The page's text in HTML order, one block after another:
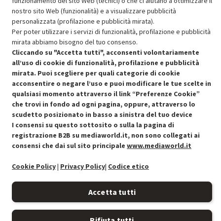
SCONTO RICONDIZIONATI
Approfitta dello sconto del 15% sul prodotto ricondizionato.
Condizioni generali di vendita
Cookie Policy
Preferenze cookie
Accessibilità
Recedere dal contratto qui
nostro sito Web (funzionalità) e a visualizzare pubblicità
personalizzata (profilazione e pubblicità mirata).
Per poter utilizzare i servizi di funzionalità, profilazione e pubblicità
mirata abbiamo bisogno del tuo consenso.
Cliccando su "Accetta tutti", acconsenti volontariamente
all’uso di cookie di funzionalità, profilazione e pubblicità
mirata. Puoi scegliere per quali categorie di cookie
acconsentire o negare l’uso e puoi modificare le tue scelte in
qualsiasi momento attraverso il link “Preferenze Cookie”
che trovi in fondo ad ogni pagina, oppure, attraverso lo
scudetto posizionato in basso a sinistra del tuo device
I consensi su questo sottosito o sulla la pagina di
registrazione B2B su mediaworld.it, non sono collegati ai
consensi che dai sul sito principale www.mediaworld.it
Cookie Policy| Privacy Policy| Codice etico
Accetta tutti